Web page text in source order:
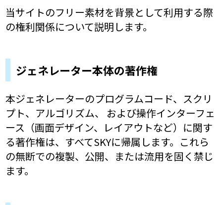
当サイトのフリー素材を背景として利用する際
の権利関係について説明します。
ジェネレーター本体の著作権
本ジェネレーターのプログラムコード、スクリ
プト、アルゴリズム、 および操作インターフェ
ース（画面デザイン、レイアウトなど）に関す
る著作権は、すべてSKYに帰属します。これら
の無断での複製、公開、または流用を固く禁じ
ます。